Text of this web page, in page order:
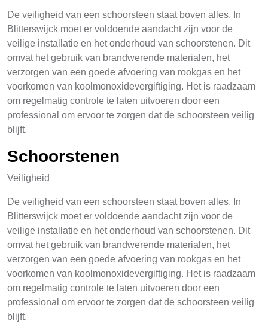
De veiligheid van een schoorsteen staat boven alles. In
Blitterswijck moet er voldoende aandacht zijn voor de
veilige installatie en het onderhoud van schoorstenen. Dit
omvat het gebruik van brandwerende materialen, het
verzorgen van een goede afvoering van rookgas en het
voorkomen van koolmonoxidevergiftiging. Het is raadzaam
om regelmatig controle te laten uitvoeren door een
professional om ervoor te zorgen dat de schoorsteen veilig
blijft.
Schoorstenen
Veiligheid
De veiligheid van een schoorsteen staat boven alles. In
Blitterswijck moet er voldoende aandacht zijn voor de
veilige installatie en het onderhoud van schoorstenen. Dit
omvat het gebruik van brandwerende materialen, het
verzorgen van een goede afvoering van rookgas en het
voorkomen van koolmonoxidevergiftiging. Het is raadzaam
om regelmatig controle te laten uitvoeren door een
professional om ervoor te zorgen dat de schoorsteen veilig
blijft.